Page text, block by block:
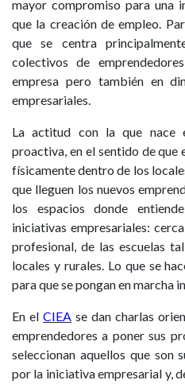
mayor compromiso para una
que la creación de empleo.
que se centra
colectivos de
empresa pero también en
empresariales.
La actitud con la que nace
proactiva, en el sentido de que
físicamente dentro de los
que lleguen los nuevos
los espacios donde
iniciativas empresariales:
profesional, de las escuelas
locales y rurales. Lo que se
para que se pongan en marcha
En el CIEA se dan charlas
emprendedores a poner sus
seleccionan aquellos que son
por la iniciativa empresarial y,